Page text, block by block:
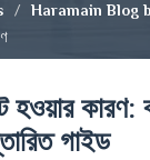
Haramain Blog
হওয়ার কারণ:
গাইড